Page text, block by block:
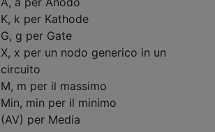
K, k per Kathode
G, g per Gate
X, x per un nodo generico in un
circuito
M, m per il massimo
Min, min per il minimo
(AV) per Media